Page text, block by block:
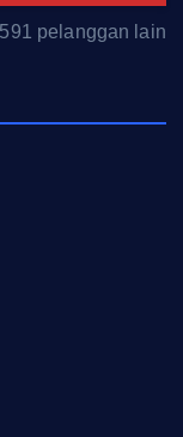
pelanggan lain